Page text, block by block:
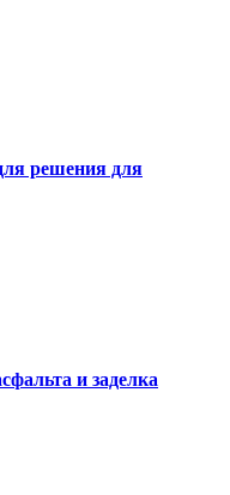
решения для
и заделка